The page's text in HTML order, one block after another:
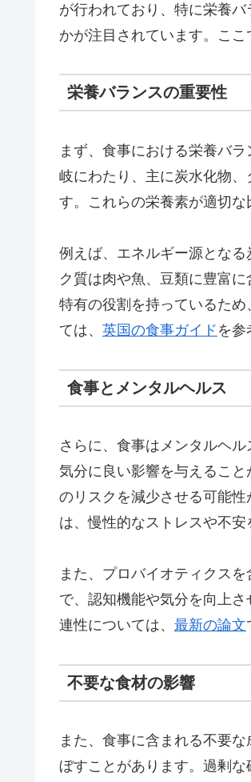
が行われており、特に栄養
かが注目されています。こ
栄養バランスの重要性
まず、食事における栄養バ
岐にわたり、主に炭水化物
す。これらの栄養素が適切な
例えば、エネルギー源とな
ク質は肉や魚、豆類に豊富
特有の役割を持っているた
ては、 英国の食事ガイド を参
食事とメンタルヘルス
さらに、食事はメンタルヘ
気分に良い影響を与えるこ
のリスクを減少させる可能
は、慢性的なストレスや不安
また、プロバイオティクス
で、認知機能や気分を向上
連性については、 最新の論文
不要な食材の影響
また、食事に含まれる不要
ぼすことがあります。過剰